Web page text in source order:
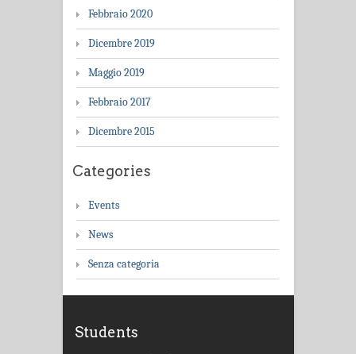
Febbraio 2020
Dicembre 2019
Maggio 2019
Febbraio 2017
Dicembre 2015
Categories
Events
News
Senza categoria
Students